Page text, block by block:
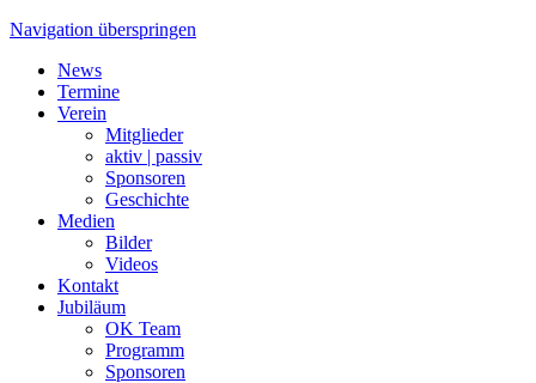
Navigation überspringen
News
Termine
Verein
Mitglieder
aktiv | passiv
Sponsoren
Geschichte
Medien
Bilder
Videos
Kontakt
Jubiläum
OK Team
Programm
Sponsoren